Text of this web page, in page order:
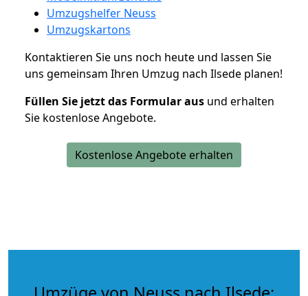
Umzugshelfer Neuss
Umzugskartons
Kontaktieren Sie uns noch heute und lassen Sie
uns gemeinsam Ihren Umzug nach Ilsede planen!
Füllen Sie jetzt das Formular aus und erhalten
Sie kostenlose Angebote.
Kostenlose Angebote erhalten